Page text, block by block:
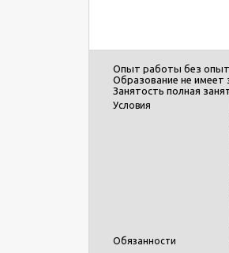
Опыт работы без
Образование не имеет
Занятость полная
Условия
Обязанности